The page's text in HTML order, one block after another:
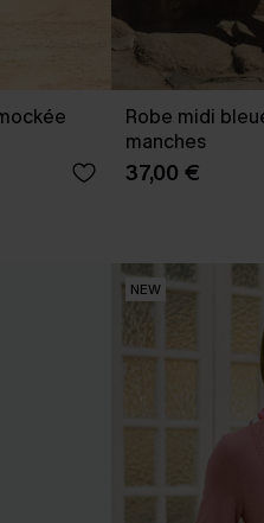
Robe midi
manches
37,00 €
NEW